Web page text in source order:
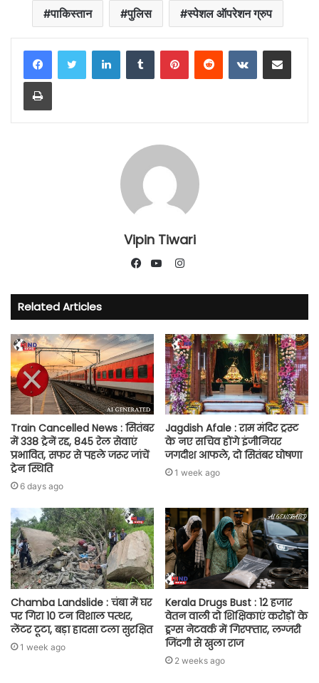
k
p
p
r
m
k
पाकिस्तान पुलिस स्पेशल ऑपरेशन ग्रुप
LinkedInTumblr PinterestReddit VKontakteShare via Email
Print
Vipin Tiwari
Instagram
Related Articles
Train Cancelled News : सितंबर
में 338 ट्रेनें रद्द, 845 रेल सेवाएं
प्रभावित, सफर से पहले जरूर जांचें
ट्रेन स्थिति
6 days ago
Jagdish Afale : राम मंदिर ट्रस्ट
के नए सचिव होंगे इंजीनियर
जगदीश आफले, दो सितंबर घोषणा
1 week ago
Chamba Landslide : चंबा में घर
पर गिरा 10 टन विशाल पत्थर,
लेंटर टूटा, बड़ा हादसा टला सुरक्षित
1 week ago
Kerala Drugs Bust : 12 हजार
वेतन वाली दो शिक्षिकाएं करोड़ों के
ड्रग्स नेटवर्क में गिरफ्तार, लग्जरी
जिंदगी से खुला राज
2 weeks ago